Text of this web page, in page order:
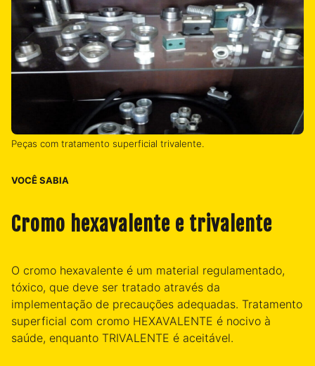
Peças com tratamento superficial trivalente.
VOCÊ SABIA
Cromo hexavalente e trivalente
O cromo hexavalente é um material regulamentado,
tóxico, que deve ser tratado através da
implementação de precauções adequadas. Tratamento
superficial com cromo HEXAVALENTE é nocivo à
saúde, enquanto TRIVALENTE é aceitável.